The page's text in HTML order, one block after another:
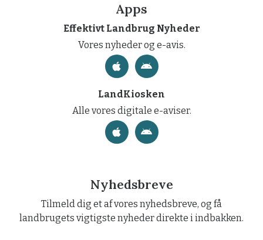
Apps
Effektivt Landbrug Nyheder
Vores nyheder og e-avis.
LandKiosken
Alle vores digitale e-aviser.
Nyhedsbreve
Tilmeld dig et af vores nyhedsbreve, og få
landbrugets vigtigste nyheder direkte i indbakken.